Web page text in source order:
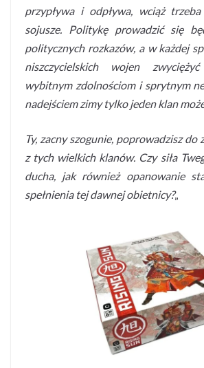
przypływa i odpływa, wciąż
sojusze. Politykę prowadzić się
politycznych rozkazów, a w każdej
niszczycielskich wojen
wybitnym zdolnościom i sprytnym
nadejściem zimy tylko jeden klan
Ty, zacny szogunie, poprowadzisz do
z tych wielkich klanów. Czy siła
ducha, jak również opanowanie
spełnienia tej dawnej obietnicy?„